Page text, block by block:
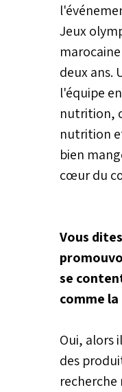
Jeux
deux ans.
l'équipe
nutrition,
nutrition
bien
cœur du
Vous
se
comme la
Oui, alors
des
recherche